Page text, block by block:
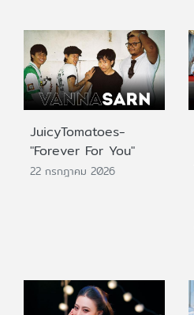
JuicyTomatoes-
"Forever For You"
22 กรกฎาคม 2026